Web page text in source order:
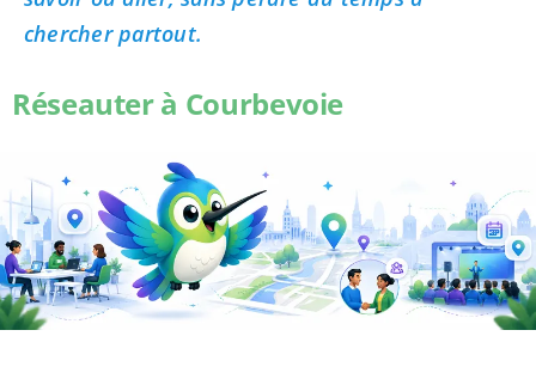
chercher partout.
Réseauter à Courbevoie